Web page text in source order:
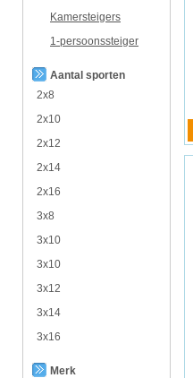
Kamersteigers
1-persoonssteiger
Aantal sporten
2x8
2x10
2x12
2x14
2x16
3x8
3x10
3x10
3x12
3x14
3x16
Merk